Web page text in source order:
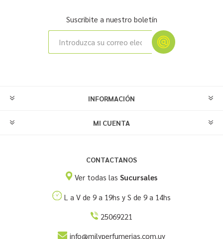
Suscribite a nuestro boletín
INFORMACIÓN
MI CUENTA
CONTACTANOS
Ver todas lasSucursales
L a V de 9 a 19hs y S de 9 a 14hs
25069221
info@milyperfumerias.com.uy